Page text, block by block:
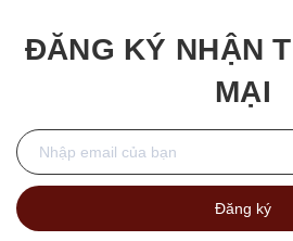
ĐĂNG KÝ NHẬN
MẠI
Đăng ký